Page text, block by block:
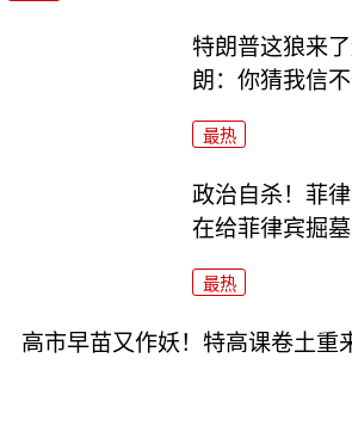
特朗普这狼来
朗：你猜我信不
最热
政治自杀！菲
在给菲律宾掘墓
最热
高市早苗又作妖！特高课卷土重